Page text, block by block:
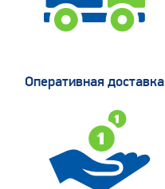
Оперативная доставка